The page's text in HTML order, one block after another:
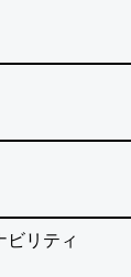
ビリティ